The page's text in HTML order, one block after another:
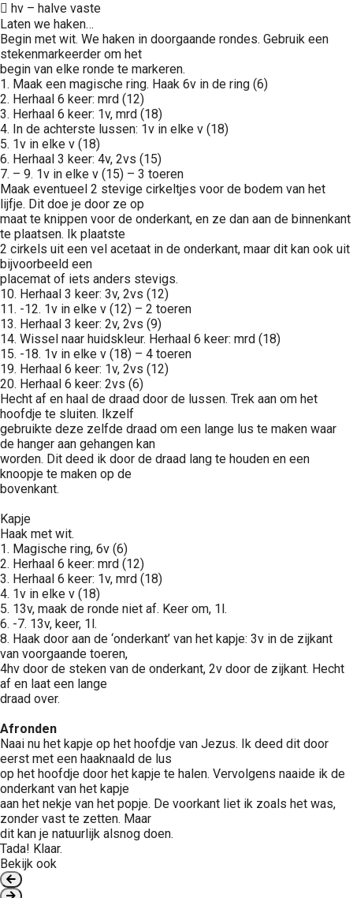
 hv – halve vaste
Laten we haken…
Begin met wit. We haken in doorgaande rondes. Gebruik een
stekenmarkeerder om het
begin van elke ronde te markeren.
1. Maak een magische ring. Haak 6v in de ring (6)
2. Herhaal 6 keer: mrd (12)
3. Herhaal 6 keer: 1v, mrd (18)
4. In de achterste lussen: 1v in elke v (18)
5. 1v in elke v (18)
6. Herhaal 3 keer: 4v, 2vs (15)
7. – 9. 1v in elke v (15) – 3 toeren
Maak eventueel 2 stevige cirkeltjes voor de bodem van het
lijfje. Dit doe je door ze op
maat te knippen voor de onderkant, en ze dan aan de binnenkant
te plaatsen. Ik plaatste
2 cirkels uit een vel acetaat in de onderkant, maar dit kan ook uit
bijvoorbeeld een
placemat of iets anders stevigs.
10. Herhaal 3 keer: 3v, 2vs (12)
11. -12. 1v in elke v (12) – 2 toeren
13. Herhaal 3 keer: 2v, 2vs (9)
14. Wissel naar huidskleur. Herhaal 6 keer: mrd (18)
15. -18. 1v in elke v (18) – 4 toeren
19. Herhaal 6 keer: 1v, 2vs (12)
20. Herhaal 6 keer: 2vs (6)
Hecht af en haal de draad door de lussen. Trek aan om het
hoofdje te sluiten. Ikzelf
gebruikte deze zelfde draad om een lange lus te maken waar
de hanger aan gehangen kan
worden. Dit deed ik door de draad lang te houden en een
knoopje te maken op de
bovenkant.
Kapje
Haak met wit.
1. Magische ring, 6v (6)
2. Herhaal 6 keer: mrd (12)
3. Herhaal 6 keer: 1v, mrd (18)
4. 1v in elke v (18)
5. 13v, maak de ronde niet af. Keer om, 1l.
6. -7. 13v, keer, 1l.
8. Haak door aan de ‘onderkant’ van het kapje: 3v in de zijkant
van voorgaande toeren,
4hv door de steken van de onderkant, 2v door de zijkant. Hecht
af en laat een lange
draad over.
Afronden
Naai nu het kapje op het hoofdje van Jezus. Ik deed dit door
eerst met een haaknaald de lus
op het hoofdje door het kapje te halen. Vervolgens naaide ik de
onderkant van het kapje
aan het nekje van het popje. De voorkant liet ik zoals het was,
zonder vast te zetten. Maar
dit kan je natuurlijk alsnog doen.
Tada! Klaar.
Bekijk ook